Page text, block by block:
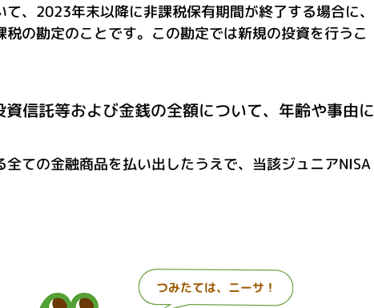
、2023年末以降に非課税保有期間が終了する場合に、
の勘定のことです。この勘定では新規の投資を行うこ
信託等および金銭の全額について、年齢や事由に
ての金融商品を払い出したうえで、当該ジュニアNISA
つみたては、ニーサ！